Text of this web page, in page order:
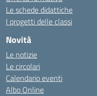
Le schede didattiche
I progetti delle classi
Novità
Le notizie
Le circolari
Calendario eventi
Albo Online